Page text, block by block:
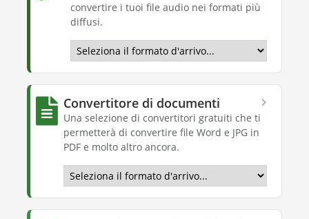
convertire i tuoi file audio nei formati più
diffusi.
Convertitore di documenti
Una selezione di convertitori gratuiti che ti
permetterà di convertire file Word e JPG in
PDF e molto altro ancora.